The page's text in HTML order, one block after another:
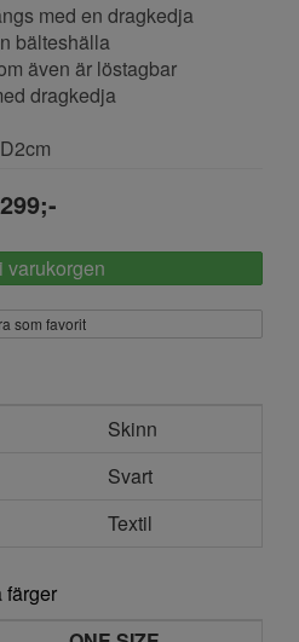
med en dragkedja
bälteshälla
även är löstagbar
dragkedja
299;-
varukorgen
som favorit
Skinn
Svart
Textil
färger